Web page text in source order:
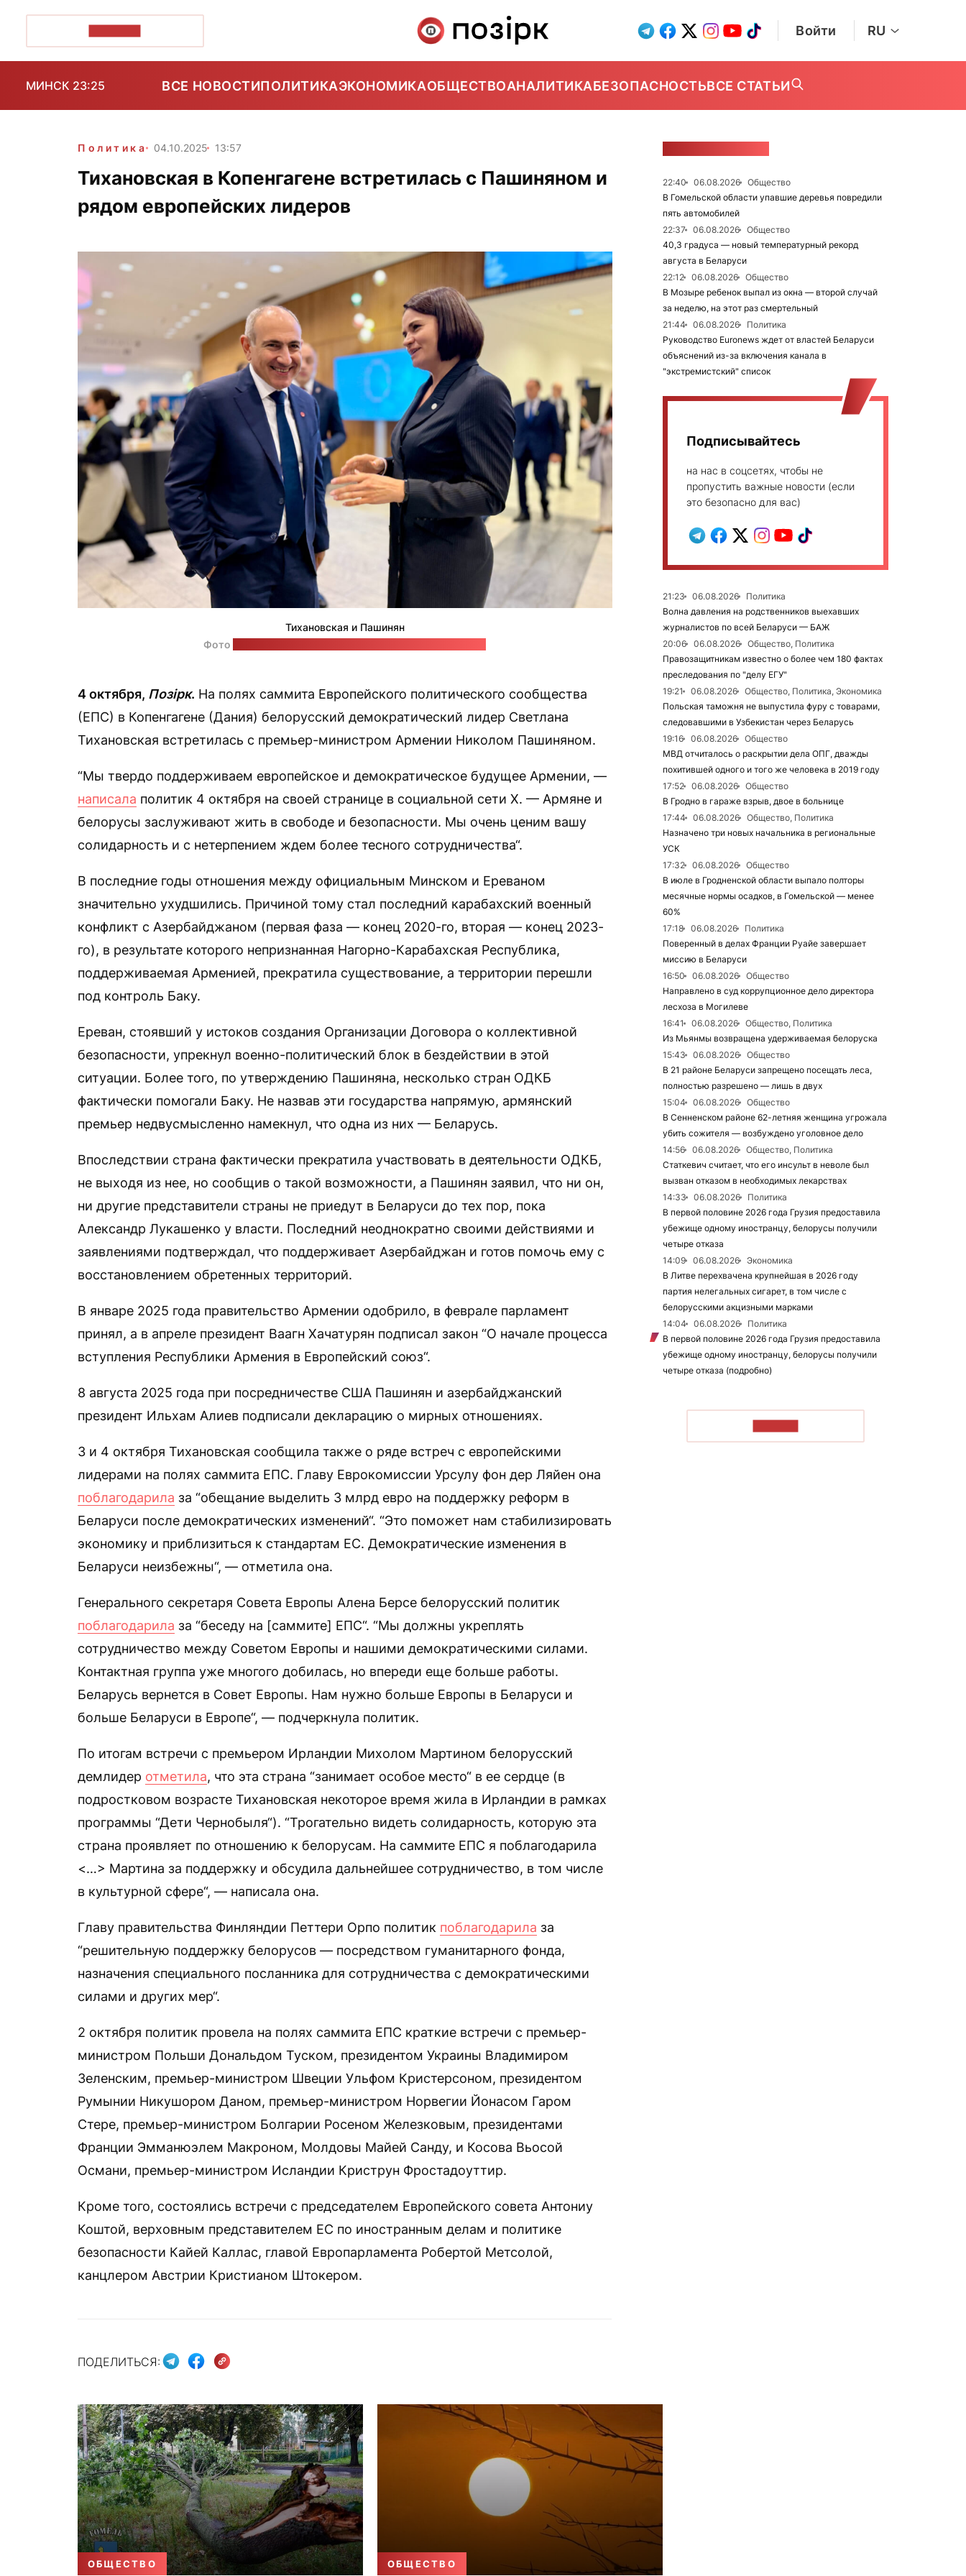
Войти RU
МИНСК 23:25 ВСЕ НОВОСТИПОЛИТИКАЭКОНОМИКАОБЩЕСТВОАНАЛИТИКАБЕЗОПАСНОСТЬВСЕ СТАТЬИ
Политика 04.10.2025 13:57
Тихановская в Копенгагене встретилась с Пашиняном и
рядом европейских лидеров
Тихановская и Пашинян
Фото
4 октября, Позірк. На полях саммита Европейского политического сообщества
(ЕПС) в Копенгагене (Дания) белорусский демократический лидер Светлана
Тихановская встретилась с премьер-министром Армении Николом Пашиняном.
“Мы твердо поддерживаем европейское и демократическое будущее Армении, —
написала политик 4 октября на своей странице в социальной сети Х. — Армяне и
белорусы заслуживают жить в свободе и безопасности. Мы очень ценим вашу
солидарность и с нетерпением ждем более тесного сотрудничества“.
В последние годы отношения между официальным Минском и Ереваном
значительно ухудшились. Причиной тому стал последний карабахский военный
конфликт с Азербайджаном (первая фаза — конец 2020-го, вторая — конец 2023-
го), в результате которого непризнанная Нагорно-Карабахская Республика,
поддерживаемая Арменией, прекратила существование, а территории перешли
под контроль Баку.
Ереван, стоявший у истоков создания Организации Договора о коллективной
безопасности, упрекнул военно-политический блок в бездействии в этой
ситуации. Более того, по утверждению Пашиняна, несколько стран ОДКБ
фактически помогали Баку. Не назвав эти государства напрямую, армянский
премьер недвусмысленно намекнул, что одна из них — Беларусь.
Впоследствии страна фактически прекратила участвовать в деятельности ОДКБ,
не выходя из нее, но сообщив о такой возможности, а Пашинян заявил, что ни он,
ни другие представители страны не приедут в Беларуси до тех пор, пока
Александр Лукашенко у власти. Последний неоднократно своими действиями и
заявлениями подтверждал, что поддерживает Азербайджан и готов помочь ему с
восстановлением обретенных территорий.
В январе 2025 года правительство Армении одобрило, в феврале парламент
принял, а в апреле президент Ваагн Хачатурян подписал закон “О начале процесса
вступления Республики Армения в Европейский союз“.
8 августа 2025 года при посредничестве США Пашинян и азербайджанский
президент Ильхам Алиев подписали декларацию о мирных отношениях.
3 и 4 октября Тихановская сообщила также о ряде встреч с европейскими
лидерами на полях саммита ЕПС. Главу Еврокомиссии Урсулу фон дер Ляйен она
поблагодарила за “обещание выделить 3 млрд евро на поддержку реформ в
Беларуси после демократических изменений“. “Это поможет нам стабилизировать
экономику и приблизиться к стандартам ЕС. Демократические изменения в
Беларуси неизбежны“, — отметила она.
Генерального секретаря Совета Европы Алена Берсе белорусский политик
поблагодарила за “беседу на [саммите] ЕПС“. “Мы должны укреплять
сотрудничество между Советом Европы и нашими демократическими силами.
Контактная группа уже многого добилась, но впереди еще больше работы.
Беларусь вернется в Совет Европы. Нам нужно больше Европы в Беларуси и
больше Беларуси в Европе“, — подчеркнула политик.
По итогам встречи с премьером Ирландии Михолом Мартином белорусский
демлидер отметила, что эта страна “занимает особое место“ в ее сердце (в
подростковом возрасте Тихановская некоторое время жила в Ирландии в рамках
программы “Дети Чернобыля“). “Трогательно видеть солидарность, которую эта
страна проявляет по отношению к белорусам. На саммите ЕПС я поблагодарила
<…> Мартина за поддержку и обсудила дальнейшее сотрудничество, в том числе
в культурной сфере“, — написала она.
Главу правительства Финляндии Петтери Орпо политик поблагодарила за
“решительную поддержку белорусов — посредством гуманитарного фонда,
назначения специального посланника для сотрудничества с демократическими
силами и других мер“.
2 октября политик провела на полях саммита ЕПС краткие встречи с премьер-
министром Польши Дональдом Туском, президентом Украины Владимиром
Зеленским, премьер-министром Швеции Ульфом Кристерсоном, президентом
Румынии Никушором Даном, премьер-министром Норвегии Йонасом Гаром
Стере, премьер-министром Болгарии Росеном Железковым, президентами
Франции Эмманюэлем Макроном, Молдовы Майей Санду, и Косова Вьосой
Османи, премьер-министром Исландии Криструн Фростадоуттир.
Кроме того, состоялись встречи с председателем Европейского совета Антониу
Коштой, верховным представителем ЕС по иностранным делам и политике
безопасности Кайей Каллас, главой Европарламента Робертой Метсолой,
канцлером Австрии Кристианом Штокером.
ПОДЕЛИТЬСЯ:
ОБЩЕСТВО ОБЩЕСТВО
22:40 06.08.2026
Общество
В Гомельской области упавшие деревья повредили
пять автомобилей
22:37
06.08.2026
Общество
40,3 градуса — новый температурный рекорд
августа в Беларуси
22:12
06.08.2026
Общество
В Мозыре ребенок выпал из окна — второй случай
за неделю, на этот раз смертельный
21:44
06.08.2026
Политика
Руководство Euronews ждет от властей Беларуси
объяснений из-за включения канала в
"экстремистский" список
Подписывайтесь
на нас в соцсетях, чтобы не
пропустить важные новости (если
это безопасно для вас)
21:23 06.08.2026
Политика
Волна давления на родственников выехавших
журналистов по всей Беларуси — БАЖ
20:06
06.08.2026
Общество, Политика
Правозащитникам известно о более чем 180 фактах
преследования по "делу ЕГУ"
19:21
06.08.2026
Общество, Политика, Экономика
Польская таможня не выпустила фуру с товарами,
следовавшими в Узбекистан через Беларусь
19:16
06.08.2026
Общество
МВД отчиталось о раскрытии дела ОПГ, дважды
похитившей одного и того же человека в 2019 году
17:52
06.08.2026
Общество
В Гродно в гараже взрыв, двое в больнице
17:44
06.08.2026
Общество, Политика
Назначено три новых начальника в региональные
УСК
17:32
06.08.2026
Общество
В июле в Гродненской области выпало полторы
месячные нормы осадков, в Гомельской — менее
60%
17:18
06.08.2026
Политика
Поверенный в делах Франции Руайе завершает
миссию в Беларуси
16:50
06.08.2026
Общество
Направлено в суд коррупционное дело директора
лесхоза в Могилеве
16:41
06.08.2026
Общество, Политика
Из Мьянмы возвращена удерживаемая белоруска
15:43
06.08.2026
Общество
В 21 районе Беларуси запрещено посещать леса,
полностью разрешено — лишь в двух
15:04
06.08.2026
Общество
В Сенненском районе 62-летняя женщина угрожала
убить сожителя — возбуждено уголовное дело
14:56
06.08.2026
Общество, Политика
Статкевич считает, что его инсульт в неволе был
вызван отказом в необходимых лекарствах
14:33
06.08.2026
Политика
В первой половине 2026 года Грузия предоставила
убежище одному иностранцу, белорусы получили
четыре отказа
14:09
06.08.2026
Экономика
В Литве перехвачена крупнейшая в 2026 году
партия нелегальных сигарет, в том числе с
белорусскими акцизными марками
14:04
06.08.2026
Политика
В первой половине 2026 года Грузия предоставила
убежище одному иностранцу, белорусы получили
четыре отказа (подробно)